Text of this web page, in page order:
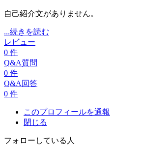
自己紹介文がありません。
...続きを読む
レビュー
0 件
Q&A質問
0 件
Q&A回答
0 件
このプロフィールを通報
閉じる
フォローしている人